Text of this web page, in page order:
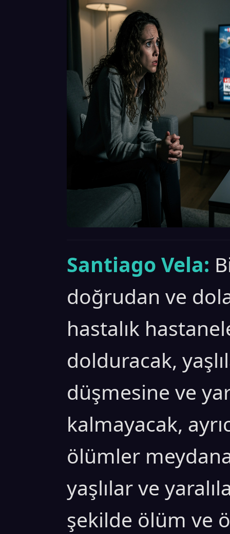
Santiago Vela:
doğrudan ve
hastalık
dolduracak,
düşmesine ve
kalmayacak,
ölümler
yaşlılar ve
şekilde ölüm ve